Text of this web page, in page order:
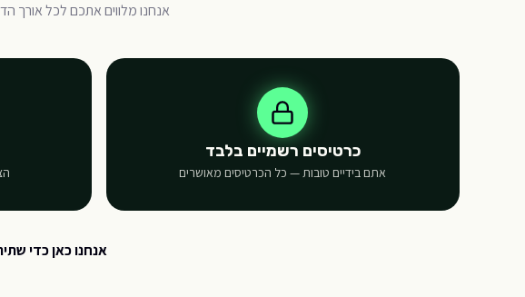
אנחנו מלווים אתכם לכל אורך
כרטיסים רשמיים בלבד
אתם בידיים טובות — כל הכרטיסים מאושרים
אנחנו כאן כדי